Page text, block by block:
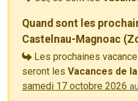
Quand sont les
Castelnau-Magnoac
Les prochaines
seront les Vacances de
samedi 17 octobre 2026 au